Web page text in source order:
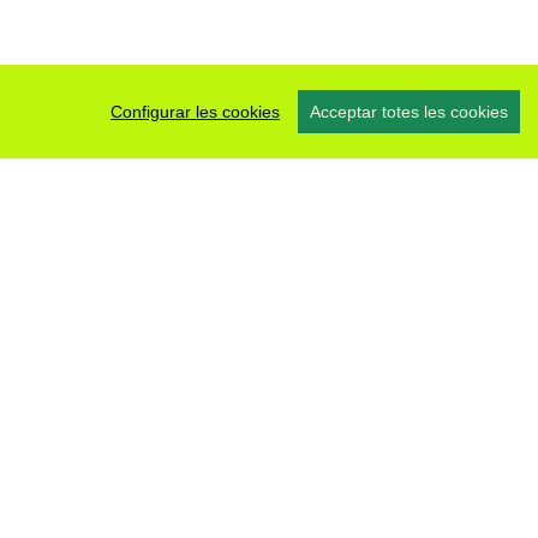
Configurar les cookies Acceptar totes les cookies